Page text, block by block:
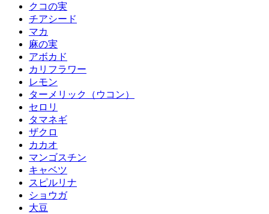
クコの実
チアシード
マカ
麻の実
アボカド
カリフラワー
レモン
ターメリック（ウコン）
セロリ
タマネギ
ザクロ
カカオ
マンゴスチン
キャベツ
スピルリナ
ショウガ
大豆